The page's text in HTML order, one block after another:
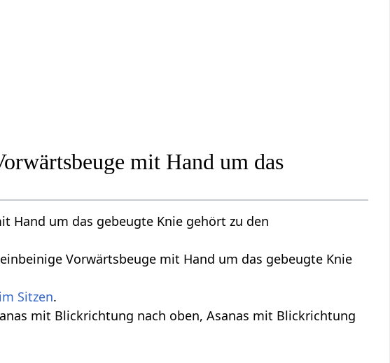
mit Hand um das
Hand um das gebeugte Knie gehört zu den
Vorwärtsbeuge mit Hand um das gebeugte Knie
Sitzen.
mit Blickrichtung nach oben, Asanas mit Blickrichtung